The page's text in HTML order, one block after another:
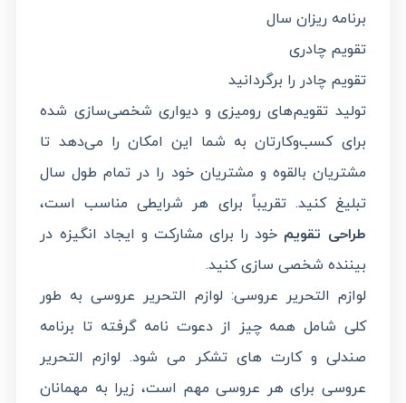
برنامه ریزان سال
تقویم چادری
تقویم چادر را برگردانید
تولید تقویم‌های رومیزی و دیواری شخصی‌سازی شده
برای کسب‌وکارتان به شما این امکان را می‌دهد تا
مشتریان بالقوه و مشتریان خود را در تمام طول سال
تبلیغ کنید. تقریباً برای هر شرایطی مناسب است،
طراحی تقویم خود را برای مشارکت و ایجاد انگیزه در
بیننده شخصی سازی کنید.
لوازم التحریر عروسی: لوازم التحریر عروسی به طور
کلی شامل همه چیز از دعوت نامه گرفته تا برنامه
صندلی و کارت های تشکر می شود. لوازم التحریر
عروسی برای هر عروسی مهم است، زیرا به مهمانان